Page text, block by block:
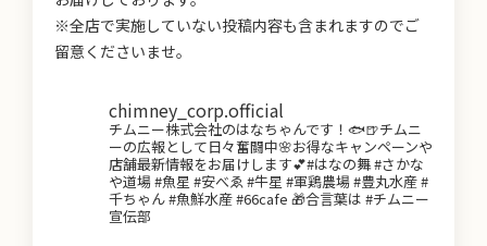
※全店で実施していない投稿内容も含まれますのでご
留意くださいませ。
chimney_corp.official
チムニー株式会社のはなちゃんです！🐟🍺チムニ
ーの広報として日々奮闘中🌸お得なキャンペーンや
店舗最新情報をお届けします💕#はなの舞 #さかな
や道場 #魚星 #安べゑ #牛星 #軍鶏農場 #豊丸水産 #
千ちゃん #魚鮮水産 #66cafe 🎁合言葉は #チムニー
宣伝部